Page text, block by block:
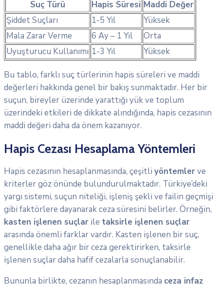
Suç Türü Hapis Süresi Maddi Değer
Şiddet Suçları
1-5 Yıl
Yüksek
Mala Zarar Verme
6 Ay – 1 Yıl
Orta
Uyuşturucu Kullanımı 1-3 Yıl Yüksek
Bu tablo, farklı suç türlerinin hapis süreleri ve maddi
değerleri hakkında genel bir bakış sunmaktadır. Her bir
suçun, bireyler üzerinde yarattığı yük ve toplum
üzerindeki etkileri de dikkate alındığında, hapis cezasının
maddi değeri daha da önem kazanıyor.
Hapis Cezası Hesaplama Yöntemleri
Hapis cezasının hesaplanmasında, çeşitli yöntemlerve
kriterler göz önünde bulundurulmaktadır. Türkiye’deki
yargı sistemi, suçun niteliği, işleniş şekli ve failin geçmişi
gibi faktörlere dayanarak ceza süresini belirler. Örneğin,
kasten işlenen suçlar ile taksirle işlenen suçlar
arasında önemli farklar vardır. Kasten işlenen bir suç,
genellikle daha ağır bir ceza gerektirirken, taksirle
işlenen suçlar daha hafif cezalarla sonuçlanabilir.
Bununla birlikte, cezanın hesaplanmasında ceza infaz